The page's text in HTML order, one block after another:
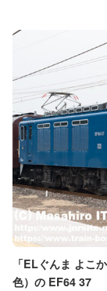
「ELぐんま よこ
色）の EF64 37